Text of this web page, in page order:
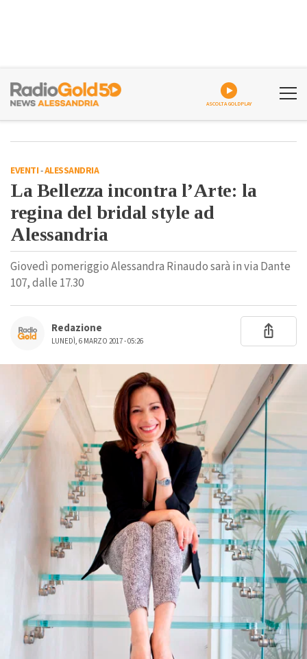
ASCOLTA GOLDPLAY
EVENTI-ALESSANDRIA
La Bellezza incontra l’Arte: la
regina del bridal style ad
Alessandria
Giovedì pomeriggio Alessandra Rinaudo sarà in via Dante
107, dalle 17.30
Redazione
LUNEDÌ, 6 MARZO 2017 - 05:26